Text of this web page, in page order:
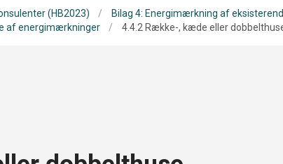
(HB2023)
Bilag 4: Energimærkning af
af energimærkninger
4.4.2 Række-, kæde eller